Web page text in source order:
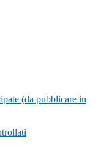
(da pubblicare in